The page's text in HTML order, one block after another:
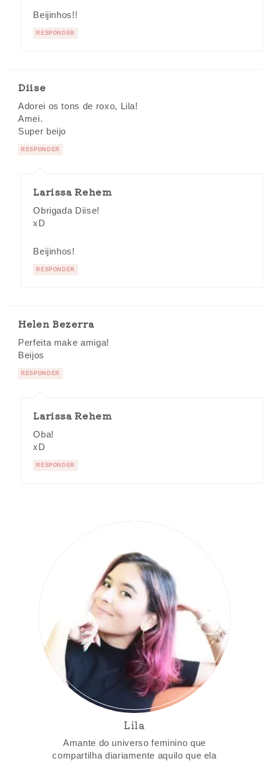
Beijinhos!!
RESPONDER
Diise
Adorei os tons de roxo, Lila!
Amei.
Super beijo
RESPONDER
Larissa Rehem
Obrigada Diise!
xD
Beijinhos!
RESPONDER
Helen Bezerra
Perfeita make amiga!
Beijos
RESPONDER
Larissa Rehem
Oba!
xD
RESPONDER
Lila
Amante do universo feminino que
compartilha diariamente aquilo que ela